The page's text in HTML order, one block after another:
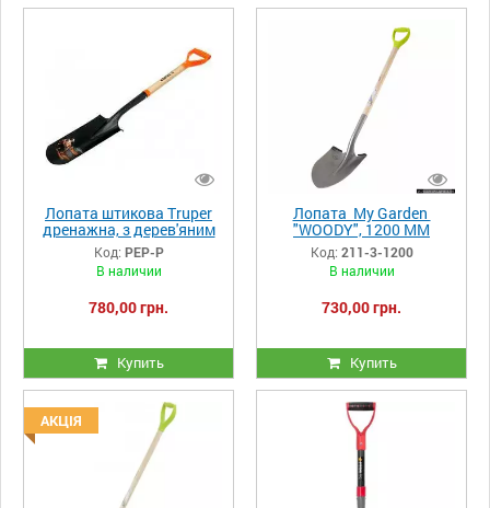
Лопата штикова Truper
дренажна, з дерев'яним
держаком 112 см (PEP-P)
Код: PEP-P
В наличии
780,00 грн.
Купить
Лопата My Garden
"WOODY", 1200 ММ
изогнутая Артикул 211-3-
1200
Код: 211-3-1200
В наличии
730,00 грн.
Купить
АКЦІЯ